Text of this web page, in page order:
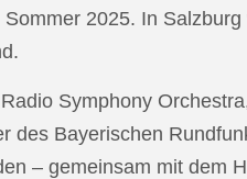
2025. In
Symphony
des Bayerischen
– gemeinsam mit dem